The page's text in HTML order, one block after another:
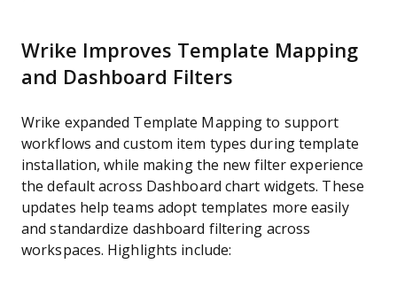
Wrike Improves Template Mapping
and Dashboard Filters
Wrike expanded Template Mapping to support
workflows and custom item types during template
installation, while making the new filter experience
the default across Dashboard chart widgets. These
updates help teams adopt templates more easily
and standardize dashboard filtering across
workspaces. Highlights include: